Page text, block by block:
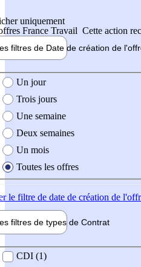
uniquement
France Travail Cette action
filtres de Date de création de
création de l'offre
Un jour
Trois jours
Une semaine
Deux semaines
Un mois
Toutes les offres
le filtre de date de création de
filtres de types de Contrat
contrat
CDI (1)